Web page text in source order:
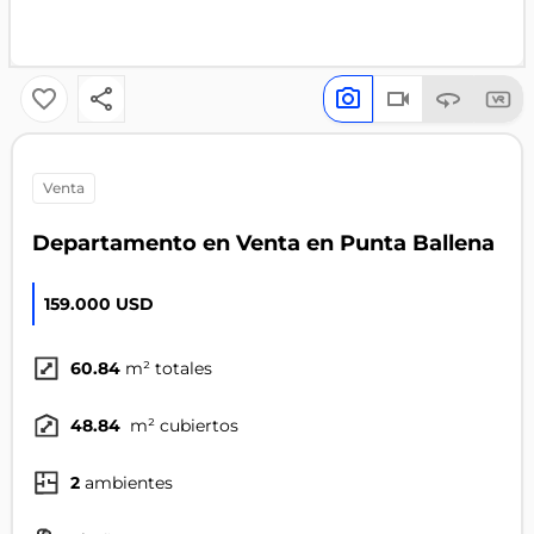
venta
Departamento en Venta en Punta Ballena
159.000 USD
60.84 m² totales
48.84 m² cubiertos
2 ambientes